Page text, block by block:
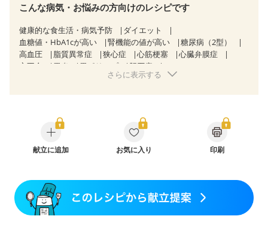
こんな病気・お悩みの方向けのレシピです
健康的な食生活・病気予防
ダイエット
血糖値・HbA1cが高い
腎機能の値が高い
糖尿病（2型）
高血圧
脂質異常症 狭心症 心筋梗塞
心臓弁膜症
心不全
胃炎 胃ポリープ
胆石症
慢性膵炎（移行期・寛解期）
非アルコール性脂肪肝
CKD（ステージ３a）
乳がん（抗がん剤治療中）
乳がん（ホルモン療法中）
乳がん（放射線治療中）
乳がん治療を終えた方・経過観察中の方など
大腸がん治療を終えた方・経過観察中の方
大腸がん（抗がん剤治療中）
大腸がん（放射線治療中）
飲み込みにくい
さらに表示する
献立に追加 お気に入り 印刷